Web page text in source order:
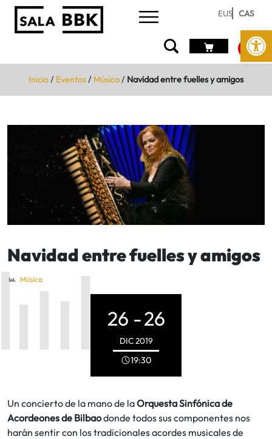
Abrir
EUS CAS
Inicio/ Eventos/ Música/ Navidad entre fuelles y amigos
Navidad entre fuelles y amigos
Música
26 -26
DIC2019
19:30
Un concierto de la mano de laOrquesta Sinfónica de
Acordeones de Bilbaodonde todos sus componentes nos
harán sentir con los tradicionales acordes musicales de